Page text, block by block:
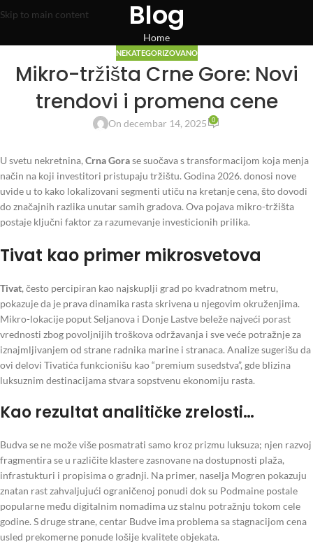
Skip to main content Blog
Home
NEKATEGORIZOVANO
Mikro-tržišta Crne Gore: Novi
trendovi i promena cene
On decembar 14, 2025 0
U svetu nekretnina, Crna Gorase suočava s transformacijom koja menja
način na koji investitori pristupaju tržištu. Godina 2026. donosi nove
uvide u to kako lokalizovani segmenti utiču na kretanje cena, što dovodi
do značajnih razlika unutar samih gradova. Ova pojava mikro-tržišta
postaje ključni faktor za razumevanje investicionih prilika.
Tivat kao primer mikrosvetova
Tivat, često percipiran kao najskuplji grad po kvadratnom metru,
pokazuje da je prava dinamika rasta skrivena u njegovim okruženjima.
Mikro-lokacije poput Seljanova i Donje Lastve beleže najveći porast
vrednosti zbog povoljnijih troškova održavanja i sve veće potražnje za
iznajmljivanjem od strane radnika marine i stranaca. Analize sugerišu da
ovi delovi Tivatića funkcionišu kao “premium susedstva”, gde blizina
luksuznim destinacijama stvara sopstvenu ekonomiju rasta.
Kao rezultat analitičke zrelosti…
Budva se ne može više posmatrati samo kroz prizmu luksuza; njen razvoj
fragmentira se u različite klastere zasnovane na dostupnosti plaža,
infrastukturi i propisima o gradnji. Na primer, naselja Mogren pokazuju
znatan rast zahvaljujući ograničenoj ponudi dok su Podmaine postale
popularne među digitalnim nomadima uz stalnu potražnju tokom cele
godine. S druge strane, centar Budve ima problema sa stagnacijom cena
usled prekomerne ponude lošije kvalitete objekata.